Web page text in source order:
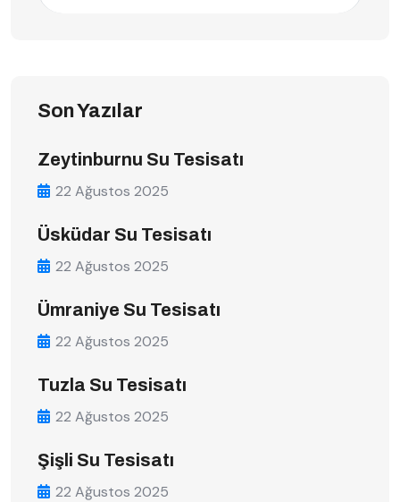
Son Yazılar
Zeytinburnu Su Tesisatı
22 Ağustos 2025
Üsküdar Su Tesisatı
22 Ağustos 2025
Ümraniye Su Tesisatı
22 Ağustos 2025
Tuzla Su Tesisatı
22 Ağustos 2025
Şişli Su Tesisatı
22 Ağustos 2025